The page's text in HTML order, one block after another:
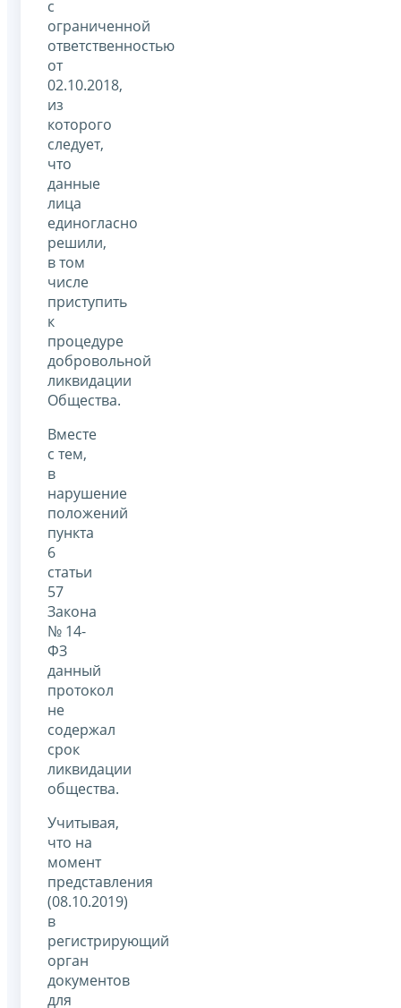
с
ограниченной
ответственностью
от
02.10.2018,
из
которого
следует,
что
данные
лица
единогласно
решили,
в том
числе
приступить
к
процедуре
добровольной
ликвидации
Общества.
Вместе
с тем,
в
нарушение
положений
пункта
6
статьи
57
Закона
№ 14-
ФЗ
данный
протокол
не
содержал
срок
ликвидации
общества.
Учитывая,
что на
момент
представления
(08.10.2019)
в
регистрирующий
орган
документов
для